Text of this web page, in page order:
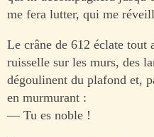
me fera lutter, qui me
Le crâne de 612 éclate tout
ruisselle sur les murs, des
dégoulinent du plafond et,
en murmurant :
— Tu es noble !